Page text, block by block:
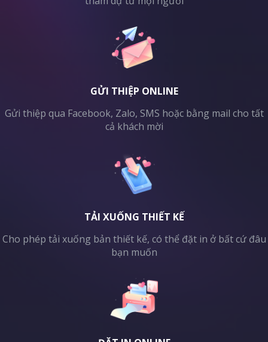
GỬI THIỆP ONLINE
Gửi thiệp qua Facebook, Zalo, SMS hoặc bằng mail cho tất
cả khách mời
TẢI XUỐNG THIẾT KẾ
Cho phép tải xuống bản thiết kế, có thể đặt in ở bất cứ đâu
bạn muốn